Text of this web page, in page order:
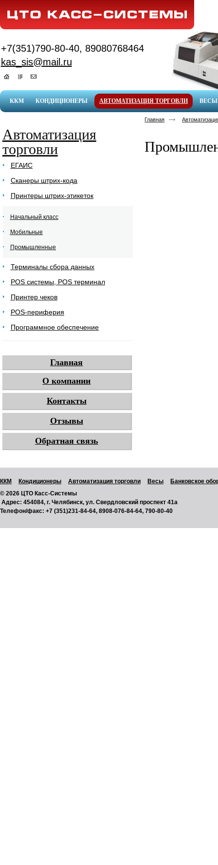
+7(351)790-80-40, 89080768464
kas_sis@mail.ru
ККМ КОНДИЦИОНЕРЫ АВТОМАТИЗАЦИЯ ТОРГОВЛИ ВЕСЫ
Автоматизация
торговли
ЕГАИС
Сканеры штрих-кода
Принтеры штрих-этикеток
Начальный класс
Мобильные
Промышленные
Терминалы сбора данных
POS системы, POS терминал
Принтер чеков
POS-периферия
Программное обеспечение
Главная
О компании
Контакты
Отзывы
Обратная связь
Главная
ККМ Кондиционеры Автоматизация торговли Весы
Банковское
© 2026 ЦТО Касс-Системы
Адрес: 454084, г. Челябинск, ул. Свердловский проспект 41а
Телефон/факс: +7 (351)231-84-64, 8908-076-84-64, 790-80-40